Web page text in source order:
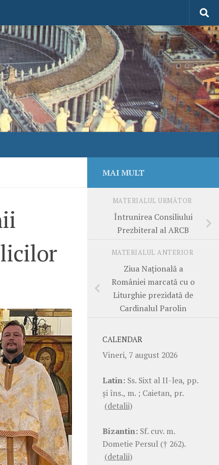
MAI MULT
MATERIALUL URMĂTOR
Întrunirea Consiliului
Prezbiteral al ARCB
MATERIALUL ANTERIOR
Ziua Națională a
României marcată cu o
Liturghie prezidată de
Cardinalul Parolin
CALENDAR
Vineri, 7 august 2026
Latin: Ss. Sixt al II-lea, pp.
şi îns., m. ; Caietan, pr.
(detalii)
Bizantin: Sf. cuv. m.
Dometie Persul († 262).
(detalii)